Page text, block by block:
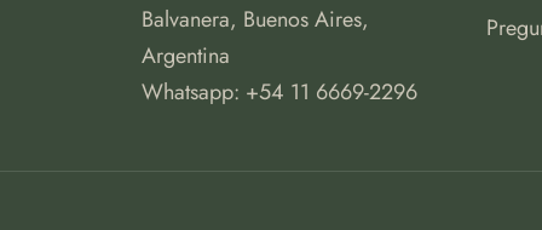
Balvanera, Buenos Aires,
Argentina
Whatsapp: +54 11 6669-2296